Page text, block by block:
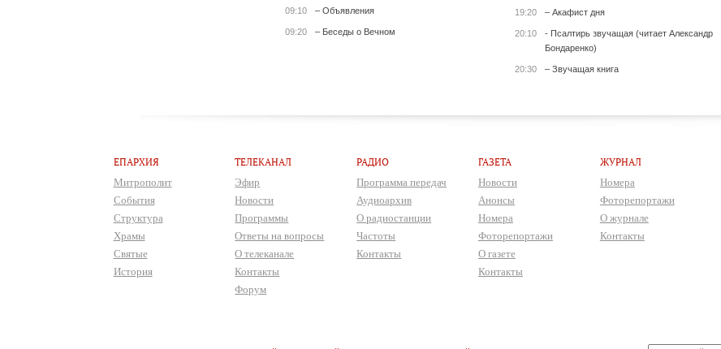
09:10 – Объявления
09:20 – Беседы о Вечном
19:20 – Акафист дня
20:10
- Псалтирь звучащая (читает Александр
Бондаренко)
20:30 – Звучащая книга
ЕПАРХИЯ
Митрополит
События
Структура
Храмы
Святые
История
ТЕЛЕКАНАЛ
Эфир
Новости
Программы
Ответы на вопросы
О телеканале
Контакты
Форум
РАДИО
Программа передач
Аудиоархив
О радиостанции
Частоты
Контакты
ГАЗЕТА
Новости
Анонсы
Номера
Фоторепортажи
О газете
Контакты
ЖУРНАЛ
Номера
Фоторепортажи
О журнале
Контакты